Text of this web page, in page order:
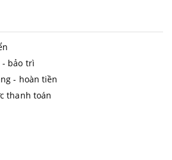
- bảo trì
- hoàn tiền
thanh toán